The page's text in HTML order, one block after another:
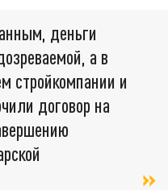
деньги
а в
стройкомпании и
договор на